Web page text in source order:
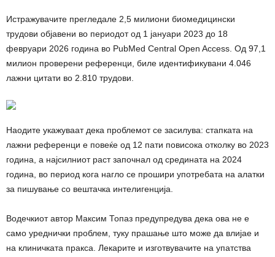
Истражувачите прегледале 2,5 милиони биомедицински
трудови објавени во периодот од 1 јануари 2023 до 18
февруари 2026 година во PubMed Central Open Access. Од 97,1
милион проверени референци, биле идентификувани 4.046
лажни цитати во 2.810 трудови.
Наодите укажуваат дека проблемот се засилува: стапката на
лажни референци е повеќе од 12 пати повисока отколку во 2023
година, а најсилниот раст започнал од средината на 2024
година, во период кога нагло се прошири употребата на алатки
за пишување со вештачка интелигенција.
Водечкиот автор Максим Топаз предупредува дека ова не е
само уреднички проблем, туку прашање што може да влијае и
на клиничката пракса. Лекарите и изготвувачите на упатства